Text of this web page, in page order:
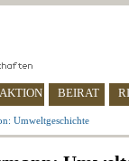
BEIRAT
Umweltgeschichte